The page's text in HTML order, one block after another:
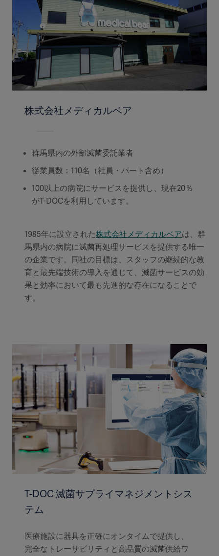
株式会社メディカルベア
群馬県内の外部滅菌委託業者
従業員数：110名（社員・パート含め）
100以上の病院にサービスを提供し、現在20％
がT-DOCを利用しています。
1985年に設立された株式会社メディカルベアは、群
馬県内の病院に滅菌再処理サービスを提供する唯一
の企業です。同社の目標は、スタッフの継続的な教
育と最先端技術の導入を通じて、滅菌サービスの効
果と効率において最も先進的な存在になることで
す。
T-DOC 滅菌サプライマネジメントシス
テム
医療施設に器具を正確にオンタイムで提供し、
完全なトレーサビリティと高品質の滅菌供給ワ